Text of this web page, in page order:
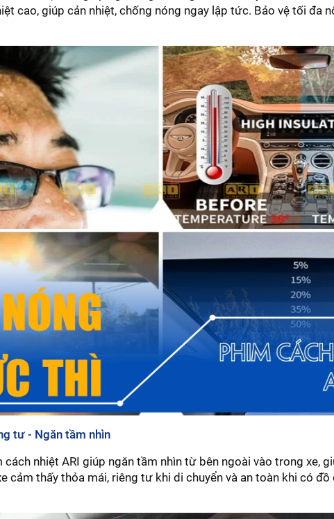
cao, giúp cản nhiệt, chống nóng ngay lập tức. Bảo vệ tối đa
tư - Ngăn tầm nhìn
cách nhiệt ARI giúp ngăn tầm nhìn từ bên ngoài vào trong xe,
cảm thấy thỏa mái, riêng tư khi di chuyển và an toàn khi có đồ